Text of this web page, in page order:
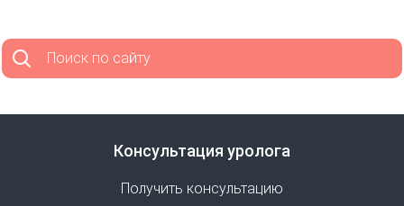
Поиск по сайту
Консультация уролога
Получить консультацию